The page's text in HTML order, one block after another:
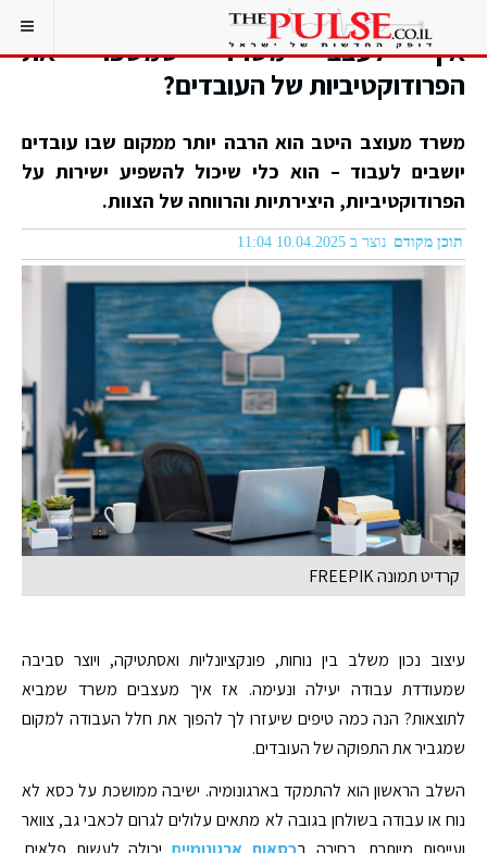
איך לעצב משרד שמשפר את
הפרודוקטיביות של העובדים?
משרד מעוצב היטב הוא הרבה יותר ממקום שבו עובדים
יושבים לעבוד – הוא כלי שיכול להשפיע ישירות על
הפרודוקטיביות, היצירתיות והרווחה של הצוות.
תוכן מקודם נוצר ב 10.04.2025 11:04
קרדיט תמונה FREEPIK
עיצוב נכון משלב בין נוחות, פונקציונליות ואסתטיקה, ויוצר סביבה
שמעודדת עבודה יעילה ונעימה. אז איך מעצבים משרד שמביא
לתוצאות? הנה כמה טיפים שיעזרו לך להפוך את חלל העבודה למקום
שמגביר את התפוקה של העובדים.
השלב הראשון הוא להתמקד בארגונומיה. ישיבה ממושכת על כסא לא
נוח או עבודה בשולחן בגובה לא מתאים עלולים לגרום לכאבי גב, צוואר